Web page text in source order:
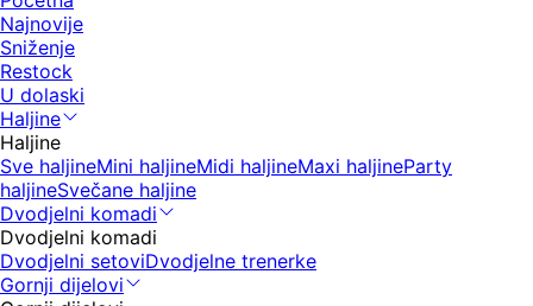
Najnovije
Sniženje
Restock
U dolaski
Haljine
Haljine
Sve haljineMini haljineMidi haljineMaxi haljineParty
haljineSvečane haljine
Dvodjelni komadi
Dvodjelni komadi
Dvodjelni setoviDvodjelne trenerke
Gornji dijelovi